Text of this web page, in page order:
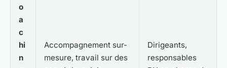
o
a
c
hi
n
Accompagnement sur-
mesure, travail sur des
Dirigeants,
responsables